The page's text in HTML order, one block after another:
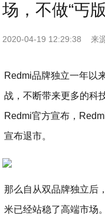
场，不做“丐
2020-04-19 12:29:38 来
Redmi品牌独立一年以
战，不断带来更多的科
Redmi官方宣布，
宣布退市。
那么自从双品牌独立后
米已经站稳了高端市场